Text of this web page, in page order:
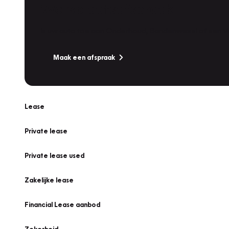
Maak een afspraak
Lease
Private lease
Private lease used
Zakelijke lease
Financial Lease aanbod